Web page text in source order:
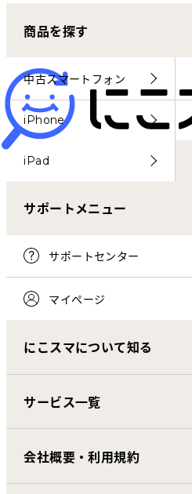
にこスマ通信
マイページ
商品を探す
中古スマートフォン
iPhone
iPad
サポートメニュー
サポートセンター
マイページ
にこスマについて知る
サービス一覧
会社概要・利用規約